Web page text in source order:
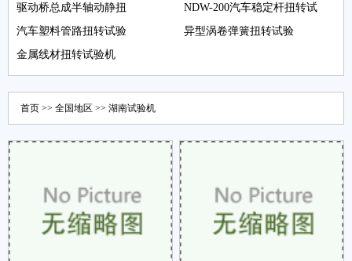
驱动桥总成半轴动静扭
NDW-200汽车稳定杆扭转试
汽车塑料管路扭转试验
异型涡卷弹簧扭转试验
金属线材扭转试验机
首页 >> 全国地区 >> 湖南试验机